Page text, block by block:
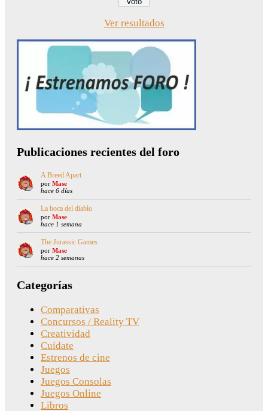
Ver resultados
Publicaciones recientes del foro
A Breed Apart
por Mase
hace 6 días
La boca del diablo
por Mase
hace 1 semana
The Jurassic Games
por Mase
hace 2 semanas
Categorías
Comparativas
Concursos / Reality TV
Creatividad
Cuídate
Estrenos de cine
Juegos
Juegos Consolas
Juegos Online
Libros